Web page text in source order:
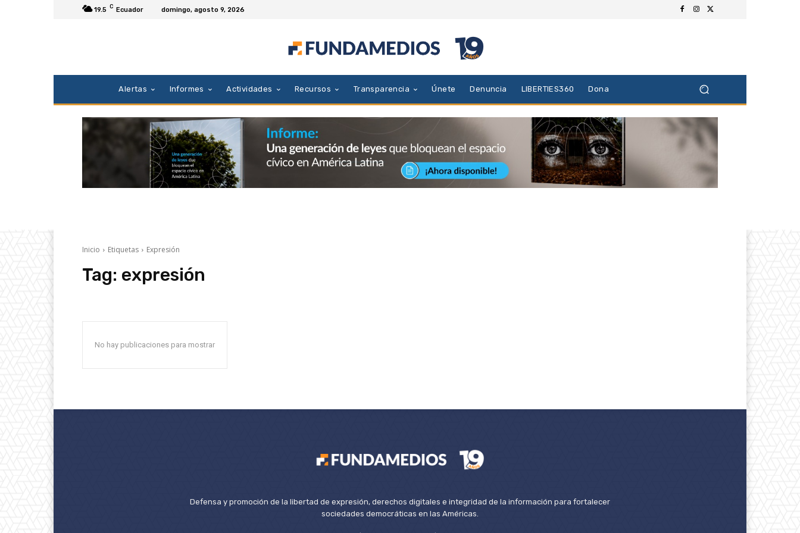
19.5 C Ecuador domingo, agosto 9, 2026
Alertas Informes Actividades Recursos Transparencia Únete Denuncia LIBERTIES360 Dona
Inicio Etiquetas Expresión
Tag: expresión
No hay publicaciones para mostrar
Defensa y promoción de la libertad de expresión, derechos digitales e integridad de la información para fortalecer
sociedades democráticas en las Américas.